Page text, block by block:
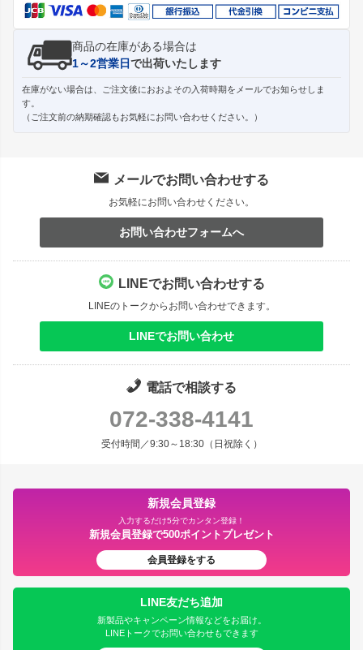
商品の在庫がある場合は
1～2営業日で出荷いたします
在庫がない場合は、ご注文後におおよその入荷時期をメールでお知らせしま
す。
（ご注文前の納期確認もお気軽にお問い合わせください。）
メールでお問い合わせする
お気軽にお問い合わせください。
お問い合わせフォームへ
LINEでお問い合わせする
LINEのトークからお問い合わせできます。
LINEでお問い合わせ
電話で相談する
072-338-4141
受付時間／9:30～18:30（日祝除く）
新規会員登録
入力するだけ5分でカンタン登録！
新規会員登録で500ポイントプレゼント
会員登録をする
LINE友だち追加
新製品やキャンペーン情報などをお届け。
LINEトークでお問い合わせもできます